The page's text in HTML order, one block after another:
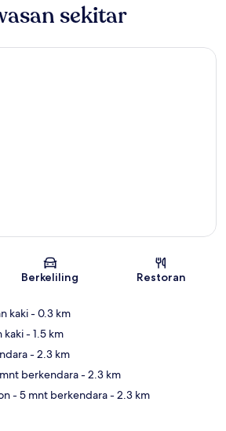
sekitar
Peta
Berkeliling Restoran
kaki- 0.3 km
kaki- 1.5 km
- 2.3 km
berkendara- 2.3 km
- 5 mnt berkendara- 2.3 km